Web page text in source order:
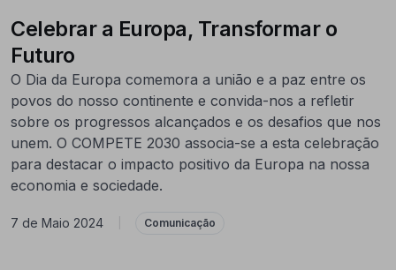
Celebrar a Europa, Transformar o
Futuro
O Dia da Europa comemora a união e a paz entre os
povos do nosso continente e convida-nos a refletir
sobre os progressos alcançados e os desafios que nos
unem. O COMPETE 2030 associa-se a esta celebração
para destacar o impacto positivo da Europa na nossa
economia e sociedade.
7 de Maio 2024 Comunicação